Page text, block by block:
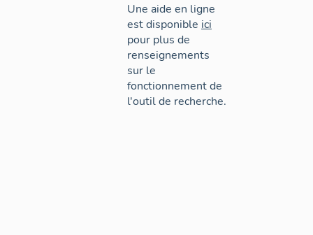
Une aide en ligne
est disponible ici
pour plus de
renseignements
sur le
fonctionnement de
l'outil de recherche.